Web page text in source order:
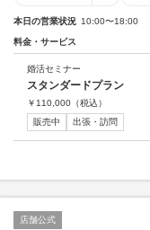
本日の営業状況 10:00〜18:00
料金・サービス
婚活セミナー
スタンダードプラン
￥ 110,000 （税込）
販売中
出張・訪問
店舗公式